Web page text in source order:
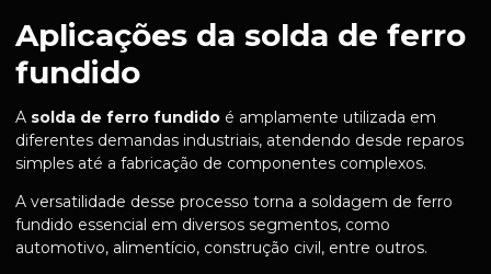
Aplicações da solda de ferro
fundido
A solda de ferro fundido é amplamente utilizada em
diferentes demandas industriais, atendendo desde reparos
simples até a fabricação de componentes complexos.
A versatilidade desse processo torna a soldagem de ferro
fundido essencial em diversos segmentos, como
automotivo, alimentício, construção civil, entre outros.